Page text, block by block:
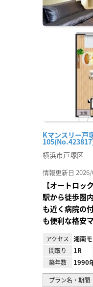
Kマンスリー戸
横浜市戸塚区
情報更新日
【オートロッ
駅から徒歩圏
も近く病院の
も便利な格安
アクセス 湘南
間取り 1R
築年数 1990
プラン名・期間